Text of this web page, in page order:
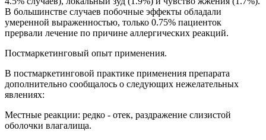
В большинстве случаев побочные эффекты обладали
умеренной выраженностью, только 0.75% пациенток
прервали лечение по причине аллергических реакций.
Постмаркетинговый опыт применения.
В постмаркетинговой практике применения препарата
дополнительно сообщалось о следующих нежелательных
явлениях:
Местные реакции: редко - отек, раздражение слизистой
оболочки влагалища.